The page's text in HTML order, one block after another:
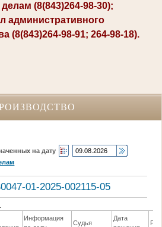
(8(843)264-98-30);
(8(843)264-98-91; 264-98-18).
на дату
01-2025-002115-05
Информация
Судья
Дата